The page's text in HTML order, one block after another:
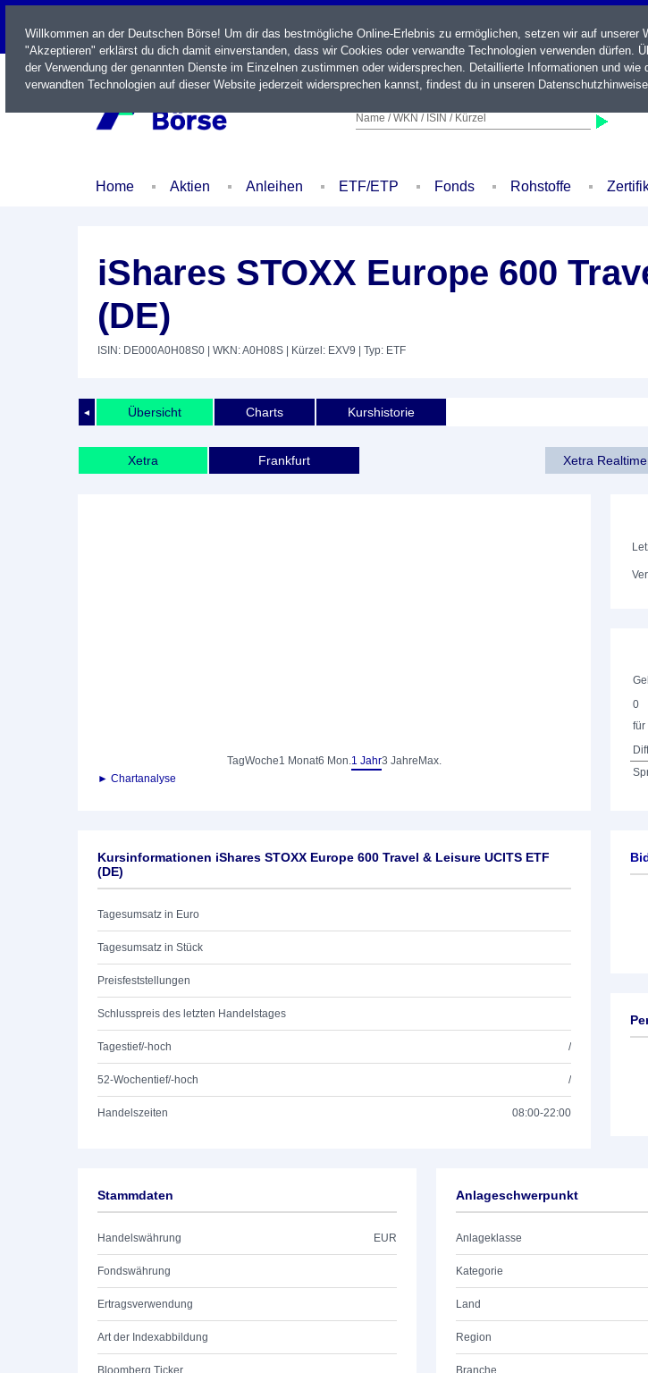
LIVE
Name / WKN / ISIN / Kürzel
Home Aktien Anleihen ETF/ETP Fonds Rohstoffe
iShares STOXX Europe 600
(DE)
ISIN: DE000A0H08S0 | WKN: A0H08S | Kürzel: EXV9 | Typ: ETF
◄ Übersicht Charts Kurshistorie
Xetra Frankfurt Xetra Realtime
TagWoche1 Monat6 Mon.1 Jahr3 Jahre Max.
► Chartanalyse
0
für
Kursinformationen iShares STOXX Europe 600 Travel & Leisure UCITS ETF
(DE)
Tagesumsatz in Euro
Tagesumsatz in Stück
Preisfeststellungen
Schlusspreis des letzten Handelstages
Tagestief/-hoch /
52-Wochentief/-hoch /
Handelszeiten 08:00-22:00
Stammdaten
Handelswährung EUR
Fondswährung
Ertragsverwendung
Art der Indexabbildung
Bloomberg Ticker
Anlageschwerpunkt
Anlageklasse
Kategorie
Land
Region
Branche
Willkommen an der Deutschen Börse! Um dir das bestmögliche Online-Erlebnis zu ermöglichen, setzen wir auf
"Akzeptieren" erklärst du dich damit einverstanden, dass wir Cookies oder verwandte Technologien verwenden dürfen.
der Verwendung der genannten Dienste im Einzelnen zustimmen oder widersprechen. Detaillierte Informationen und wie
verwandten Technologien auf dieser Website jederzeit widersprechen kannst, findest du in unseren